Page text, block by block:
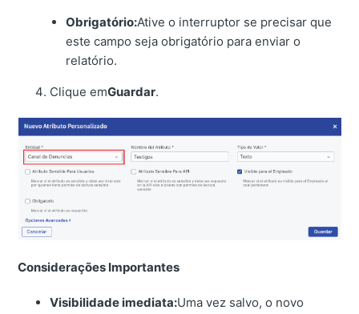
Obrigatório:Ative o interruptor se precisar que
este campo seja obrigatório para enviar o
relatório.
Clique emGuardar.
Considerações Importantes
Visibilidade imediata:Uma vez salvo, o novo